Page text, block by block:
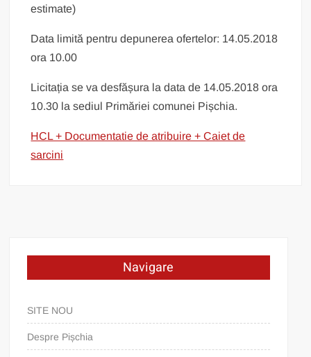
estimate)
Data limită pentru depunerea ofertelor: 14.05.2018
ora 10.00
Licitația se va desfășura la data de 14.05.2018 ora
10.30 la sediul Primăriei comunei Pișchia.
HCL + Documentatie de atribuire + Caiet de
sarcini
Navigare
SITE NOU
Despre Pișchia